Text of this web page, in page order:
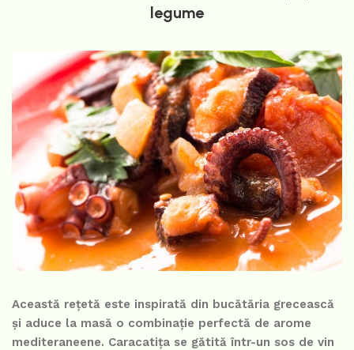
legume
Această rețetă este inspirată din bucătăria grecească
și aduce la masă o combinație perfectă de arome
mediteraneene. Caracatița se gătită într-un sos de vin